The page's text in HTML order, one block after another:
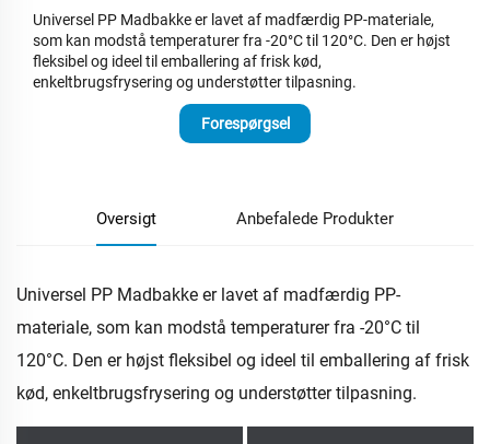
Universel PP Madbakke er lavet af madfærdig PP-materiale,
som kan modstå temperaturer fra -20°C til 120°C. Den er højst
fleksibel og ideel til emballering af frisk kød,
enkeltbrugsfrysering og understøtter tilpasning.
Forespørgsel
Oversigt Anbefalede Produkter
Universel PP Madbakke er lavet af madfærdig PP-
materiale, som kan modstå temperaturer fra -20°C til
120°C. Den er højst fleksibel og ideel til emballering af frisk
kød, enkeltbrugsfrysering og understøtter tilpasning.